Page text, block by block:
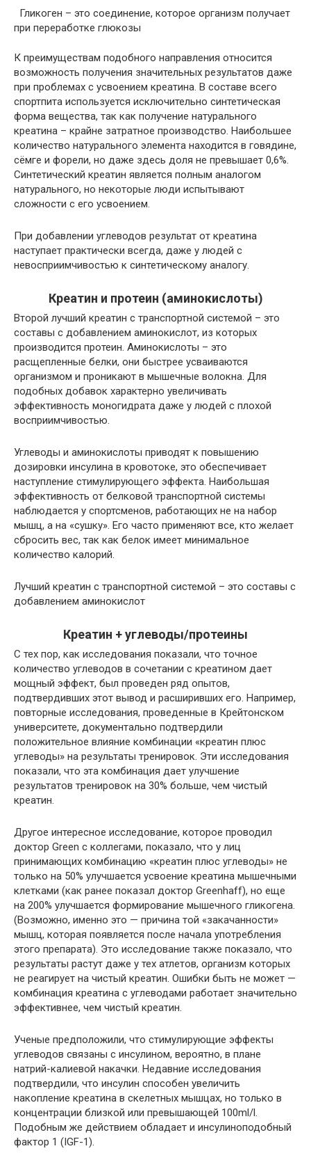
Гликоген – это соединение, которое организм получает
при переработке глюкозы
К преимуществам подобного направления относится
возможность получения значительных результатов даже
при проблемах с усвоением креатина. В составе всего
спортпита используется исключительно синтетическая
форма вещества, так как получение натурального
креатина – крайне затратное производство. Наибольшее
количество натурального элемента находится в говядине,
сёмге и форели, но даже здесь доля не превышает 0,6%.
Синтетический креатин является полным аналогом
натурального, но некоторые люди испытывают
сложности с его усвоением.
При добавлении углеводов результат от креатина
наступает практически всегда, даже у людей с
невосприимчивостью к синтетическому аналогу.
Креатин и протеин (аминокислоты)
Второй лучший креатин с транспортной системой – это
составы с добавлением аминокислот, из которых
производится протеин. Аминокислоты – это
расщепленные белки, они быстрее усваиваются
организмом и проникают в мышечные волокна. Для
подобных добавок характерно увеличивать
эффективность моногидрата даже у людей с плохой
восприимчивостью.
Углеводы и аминокислоты приводят к повышению
дозировки инсулина в кровотоке, это обеспечивает
наступление стимулирующего эффекта. Наибольшая
эффективность от белковой транспортной системы
наблюдается у спортсменов, работающих не на набор
мышц, а на «сушку». Его часто применяют все, кто желает
сбросить вес, так как белок имеет минимальное
количество калорий.
Лучший креатин с транспортной системой – это составы с
добавлением аминокислот
Креатин + углеводы/протеины
С тех пор, как исследования показали, что точное
количество углеводов в сочетании с креатином дает
мощный эффект, был проведен ряд опытов,
подтвердивших этот вывод и расширивших его. Например,
повторные исследования, проведенные в Крейтонском
университете, документально подтвердили
положительное влияние комбинации «креатин плюс
углеводы» на результаты тренировок. Эти исследования
показали, что эта комбинация дает улучшение
результатов тренировок на 30% больше, чем чистый
креатин.
Другое интересное исследование, которое проводил
доктор Green с коллегами, показало, что у лиц
принимающих комбинацию «креатин плюс углеводы» не
только на 50% улучшается усвоение креатина мышечными
клетками (как ранее показал доктор Greenhaff), но еще
на 200% улучшается формирование мышечного гликогена.
(Возможно, именно это — причина той «закачанности»
мышц, которая появляется после начала употребления
этого препарата). Это исследование также показало, что
результаты растут даже у тех атлетов, организм которых
не реагирует на чистый креатин. Ошибки быть не может —
комбинация креатина с углеводами работает значительно
эффективнее, чем чистый креатин.
Ученые предположили, что стимулирующие эффекты
углеводов связаны с инсулином, вероятно, в плане
натрий-калиевой накачки. Недавние исследования
подтвердили, что инсулин способен увеличить
накопление креатина в скелетных мышцах, но только в
концентрации близкой или превышающей 100ml/l.
Подобным же действием обладает и инсулиноподобный
фактор 1 (IGF-1).